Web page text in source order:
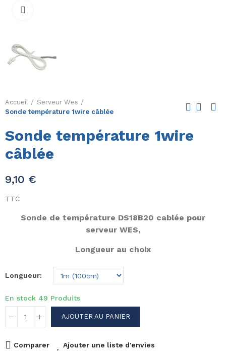
Accueil
Serveur Wes
Sonde température 1wire câblée
Sonde température 1wire
câblée
9,10 €
TTC
Sonde de température DS18B20 cablée pour
serveur WES,
Longueur au choix
Longueur
En stock 49 Produits
AJOUTER AU PANIER
Comparer Ajouter une liste d'envies